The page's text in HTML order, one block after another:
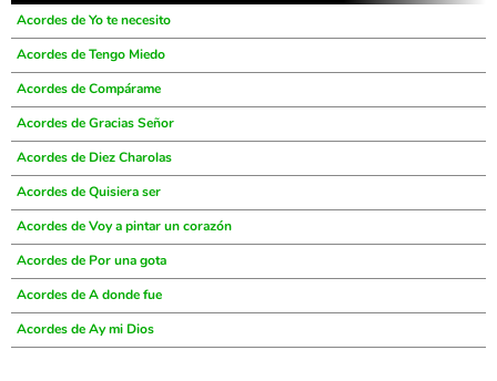
Acordes de Yo te necesito
Acordes de Tengo Miedo
Acordes de Compárame
Acordes de Gracias Señor
Acordes de Diez Charolas
Acordes de Quisiera ser
Acordes de Voy a pintar un corazón
Acordes de Por una gota
Acordes de A donde fue
Acordes de Ay mi Dios